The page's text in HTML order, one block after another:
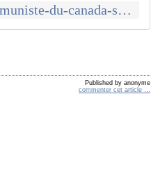
http://mouvementcommuniste.over-blog.com/2022/02/le-parti-communiste-du-canada-sur-le-convoi-de-la-liberte-un-mouvement-d-extreme-droite-dangereux-pour-la-classe-ouvriere.html
Published by anonyme
commenter cet article …